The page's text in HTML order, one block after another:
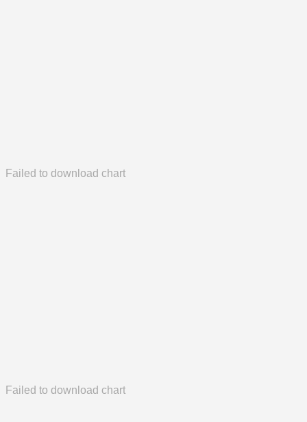
Failed to download chart
Failed to download chart